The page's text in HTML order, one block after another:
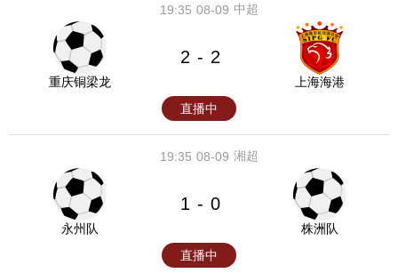
08-09
19:35 中超
重庆铜梁龙
2 - 2
上海海港
直播中
08-09
19:35 湘超
永州队
1 - 0
株洲队
直播中